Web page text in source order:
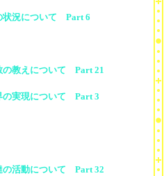
状況について Part 6
の教えについて Part 21
の実現について Part 3
の活動について Part 32